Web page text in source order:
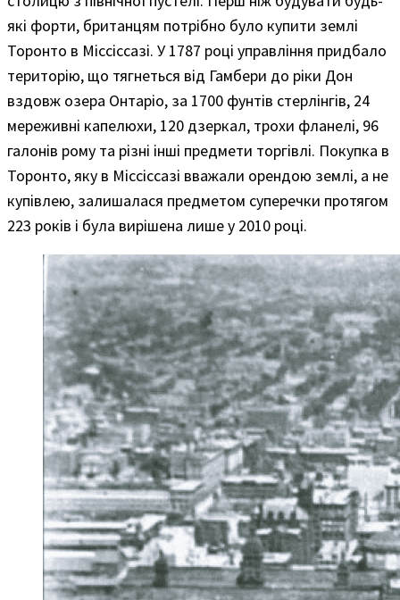
які форти, британцям потрібно було купити землі
Торонто в Міссіссазі. У 1787 році управління придбало
територію, що тягнеться від Гамбери до ріки Дон
вздовж озера Онтаріо, за 1700 фунтів стерлінгів, 24
мереживні капелюхи, 120 дзеркал, трохи фланелі, 96
галонів рому та різні інші предмети торгівлі. Покупка в
Торонто, яку в Міссіссазі вважали орендою землі, а не
купівлею, залишалася предметом суперечки протягом
223 років і була вирішена лише у 2010 році.